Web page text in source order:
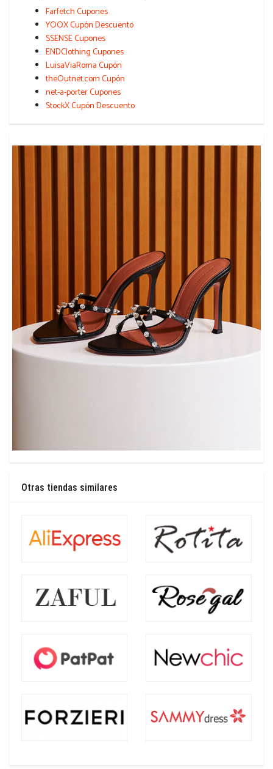
Farfetch Cupones
YOOX Cupón Descuento
SSENSE Cupones
ENDClothing Cupones
LuisaViaRoma Cupón
theOutnet.com Cupón
net-a-porter Cupones
StockX Cupón Descuento
Otras tiendas similares